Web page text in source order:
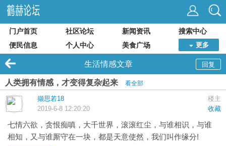
门户首页 社区论坛 新闻资讯
搜索中心
便民信息
个人中心 美食广场 更多
回复
生活情感文章
人类拥有情感，才变得复杂起来 看全部
楼主
撷思若18
收藏
2019-6-8 12:20:20
七情六欲，贪恨痴嗔，大千世界，滚滚红尘，与谁相识，与谁
相知，又与谁厮守在一块，都是天意使然，我们叫作缘分!